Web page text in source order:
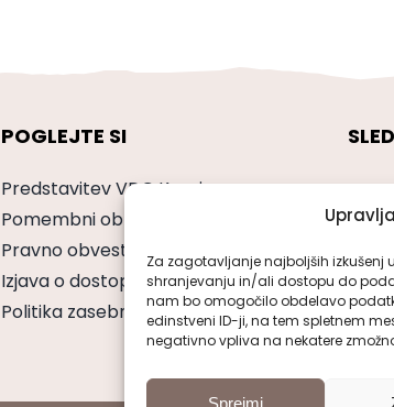
Za zagotavljanje najboljših izkušenj
shranjevanju in/ali dostopu do
nam bo omogočilo obdelavo
edinstveni ID-ji, na tem spletnem
negativno vpliva na nekatere
Sprejmi
POGLEJTE SI
Predstavitev VDC Kranj
Pomembni obrazci
Pravno obvestilo
Izjava o dostopnosti
Politika zasebnosti